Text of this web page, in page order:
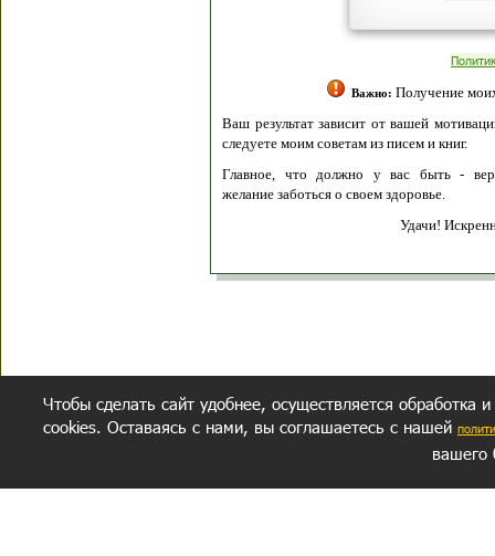
Важно: Получение
Ваш результат зависит от вашей
следуете моим советам из писем и книг.
Главное, что должно у вас быть -
желание заботься о своем здоровье.
Удачи!
Чтобы сделать сайт удобнее, осуществляется обработка
cookies. Оставаясь с нами, вы соглашаетесь с нашей
вашего